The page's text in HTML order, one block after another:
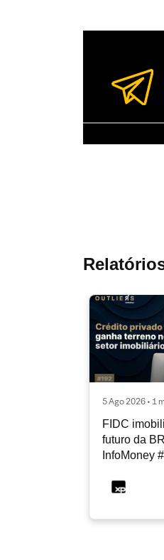
5 Ago 2026 • 1
FIDC
futuro da
InfoMoney